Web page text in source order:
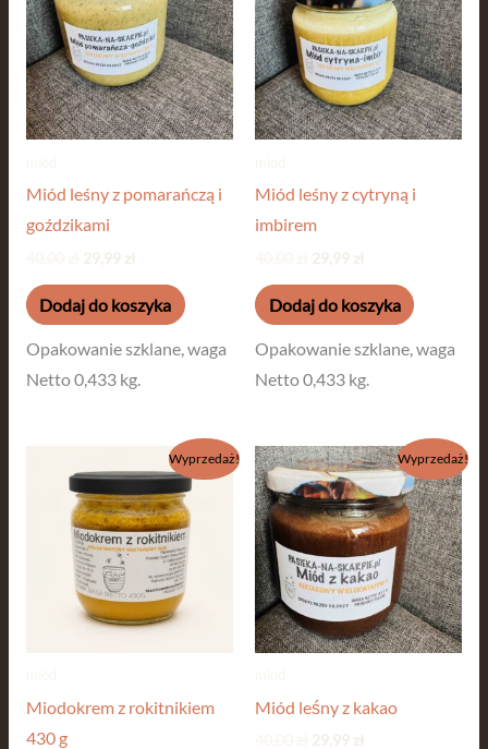
Miód leśny z pomarańczą i
goździkami
Dodaj do koszyka
Opakowanie szklane, waga
Netto 0,433 kg.
Miód leśny z cytryną i
imbirem
Dodaj do koszyka
Opakowanie szklane, waga
Netto 0,433 kg.
Wyprzedaż!
Miodokrem z rokitnikiem
430 g
cena
wynosiła:
40,00 zł.
Aktualna
cena
wynosi:
29,99 zł.
Wyprzedaż!
Miód leśny z kakao
Pierwotna
cena
wynosiła:
40,00 zł.
Aktualna
cena
wynosi:
29,99 zł.